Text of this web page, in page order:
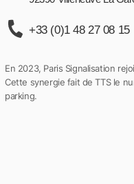
+33 (0)1 48 27 08 15
En 2023, Paris Signalisation
Cette synergie fait de TTS le
parking.